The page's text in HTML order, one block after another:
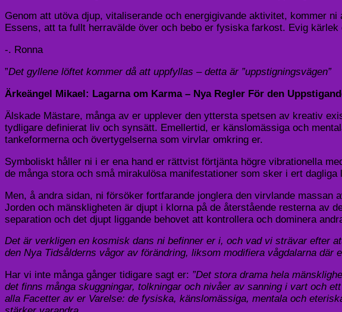
Genom att utöva djup, vitaliserande och energigivande aktivitet, kommer
Essens, att ta fullt herravälde över och bebo er fysiska farkost. Evig kärlek
-. Ronna
”Det gyllene löftet kommer då att uppfyllas – detta är ”uppstigningsvägen”
Ärkeängel Mikael: Lagarna om Karma – Nya Regler För den
Älskade Mästare, många av er upplever den yttersta spetsen av kreativ
tydligare definierat liv och synsätt. Emellertid, er känslomässiga och
tankeformerna och övertygelserna som virvlar omkring er.
Symboliskt håller ni i er ena hand er rättvist förtjänta högre vibrationella
de många stora och små mirakulösa manifestationer som sker i ert dagliga
Men, å andra sidan, ni försöker fortfarande jonglera den virvlande
Jorden och mänskligheten är djupt i klorna på de återstående resterna av
separation och det djupt liggande behovet att kontrollera och dominera
Det är verkligen en kosmisk dans ni befinner er i, och vad vi strävar efter
den Nya Tidsålderns vågor av förändring, liksom modifiera vågdalarna där
Har vi inte många gånger tidigare sagt er: ”Det stora drama hela
det finns många skuggningar, tolkningar och nivåer av sanning i vart och
alla Facetter av er Varelse: de fysiska, känslomässiga, mentala och